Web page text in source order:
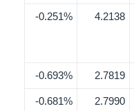
4.2138
0.251%-
2.7819
0.693%-
2.7990
0.681%-